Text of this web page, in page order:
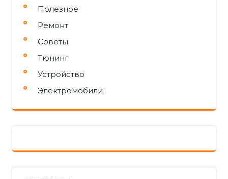
Полезное
Ремонт
Советы
Тюнинг
Устройство
Электромобили